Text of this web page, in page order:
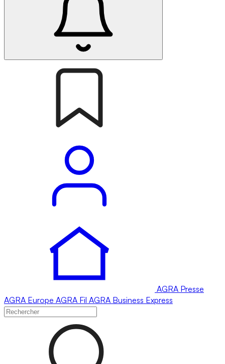
AGRA Presse
AGRA Europe AGRA Fil AGRA Business Express